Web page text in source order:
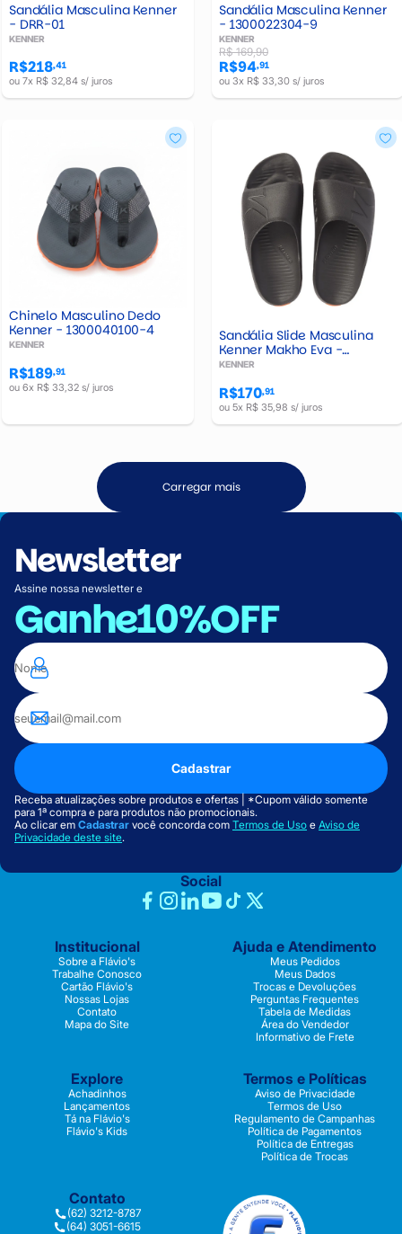
Sandália Masculina Kenner
- DRR-01
KENNER
R$218,41
ou 7x R$ 32,84 s/ juros
Sandália Masculina Kenner
- 1300022304-9
KENNER
R$ 169,90
R$94,91
ou 3x R$ 33,30 s/ juros
Chinelo Masculino Dedo
Kenner - 1300040100-4
KENNER
R$189,91
ou 6x R$ 33,32 s/ juros
Sandália Slide Masculina
Kenner Makho Eva -
3900000000-3
KENNER
R$170,91
ou 5x R$ 35,98 s/ juros
Carregar mais
Newsletter
Assine nossa newsletter e
Ganhe10%OFF
Cadastrar
Receba atualizações sobre produtos e ofertas | *Cupom válido somente
para 1ª compra e para produtos não promocionais.
Ao clicar em Cadastrar você concorda com Termos de Uso e Aviso de
Privacidade deste site.
Social
Institucional
Sobre a Flávio's
Trabalhe Conosco
Cartão Flávio's
Nossas Lojas
Contato
Mapa do Site
Ajuda e Atendimento
Meus Pedidos
Meus Dados
Trocas e Devoluções
Perguntas Frequentes
Tabela de Medidas
Área do Vendedor
Informativo de Frete
Explore
Achadinhos
Lançamentos
Tá na Flávio's
Flávio's Kids
Termos e Políticas
Aviso de Privacidade
Termos de Uso
Regulamento de Campanhas
Política de Pagamentos
Política de Entregas
Política de Trocas
Contato
(62) 3212-8787
(64) 3051-6615